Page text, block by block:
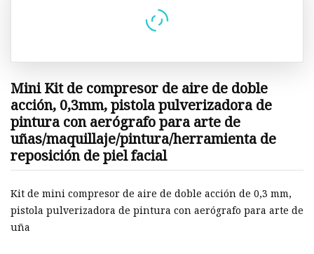
Mini Kit de compresor de aire de doble
acción, 0,3mm, pistola pulverizadora de
pintura con aerógrafo para arte de
uñas/maquillaje/pintura/herramienta de
reposición de piel facial
Kit de mini compresor de aire de doble acción de 0,3 mm,
pistola pulverizadora de pintura con aerógrafo para arte de
uña